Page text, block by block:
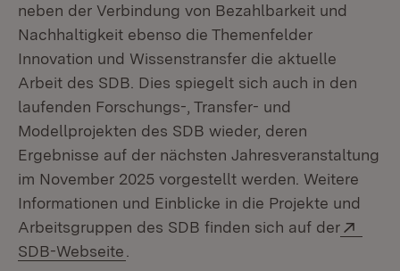
neben der Verbindung von Bezahlbarkeit und
Nachhaltigkeit ebenso die Themenfelder
Innovation und Wissenstransfer die aktuelle
Arbeit des SDB. Dies spiegelt sich auch in den
laufenden Forschungs-, Transfer- und
Modellprojekten des SDB wieder, deren
Ergebnisse auf der nächsten Jahresveranstaltung
im November 2025 vorgestellt werden. Weitere
Informationen und Einblicke in die Projekte und
Arbeitsgruppen des SDB finden sich auf der
SDB-Webseite